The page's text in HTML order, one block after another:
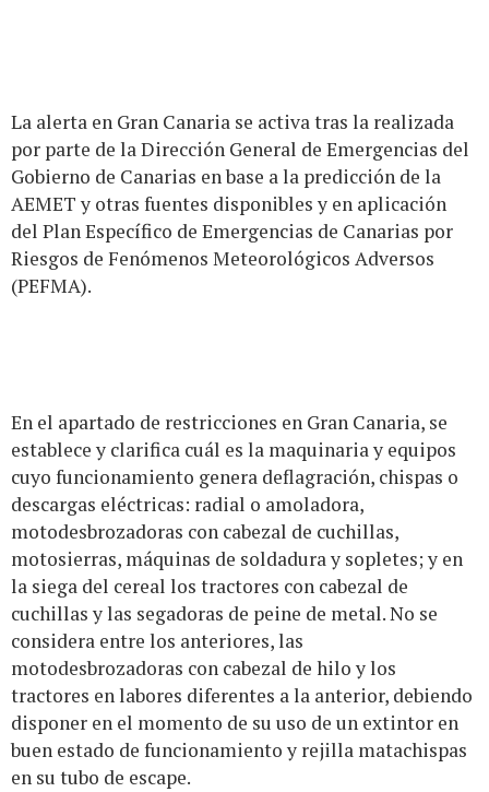
La alerta en Gran Canaria se activa tras la realizada
por parte de la Dirección General de Emergencias del
Gobierno de Canarias en base a la predicción de la
AEMET y otras fuentes disponibles y en aplicación
del Plan Específico de Emergencias de Canarias por
Riesgos de Fenómenos Meteorológicos Adversos
(PEFMA).
En el apartado de restricciones en Gran Canaria, se
establece y clarifica cuál es la maquinaria y equipos
cuyo funcionamiento genera deflagración, chispas o
descargas eléctricas: radial o amoladora,
motodesbrozadoras con cabezal de cuchillas,
motosierras, máquinas de soldadura y sopletes; y en
la siega del cereal los tractores con cabezal de
cuchillas y las segadoras de peine de metal. No se
considera entre los anteriores, las
motodesbrozadoras con cabezal de hilo y los
tractores en labores diferentes a la anterior, debiendo
disponer en el momento de su uso de un extintor en
buen estado de funcionamiento y rejilla matachispas
en su tubo de escape.